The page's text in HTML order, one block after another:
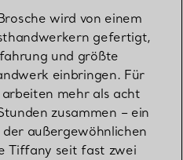
wird von einem
gefertigt,
und größte
einbringen. Für
mehr als acht
zusammen – ein
außergewöhnlichen
Tiffany seit fast zwei